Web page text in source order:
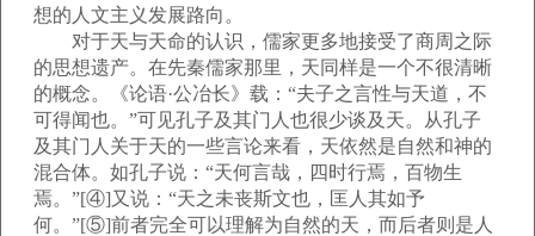
想的人文主义发展路向。
对于天与天命的认识，儒家更多地接受了商周之际
的思想遗产。在先秦儒家那里，天同样是一个不很清晰
的概念。《论语·公冶长》载：“夫子之言性与天道，不
可得闻也。”可见孔子及其门人也很少谈及天。从孔子
及其门人关于天的一些言论来看，天依然是自然和神的
混合体。如孔子说：“天何言哉，四时行焉，百物生
焉。”[④]又说：“天之未丧斯文也，匡人其如予
何。”[⑤]前者完全可以理解为自然的天，而后者则是人